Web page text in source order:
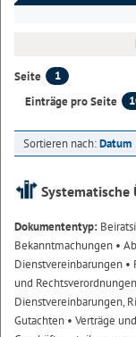
Seite
1
Einträge pro Seite
Sortieren nach:Datum
Systematische
Dokumententyp:
Bekanntmachungen •
Dienstvereinbarungen •
und Rechtsverordnungen
Dienstvereinbarungen,
Gutachten • Verträge